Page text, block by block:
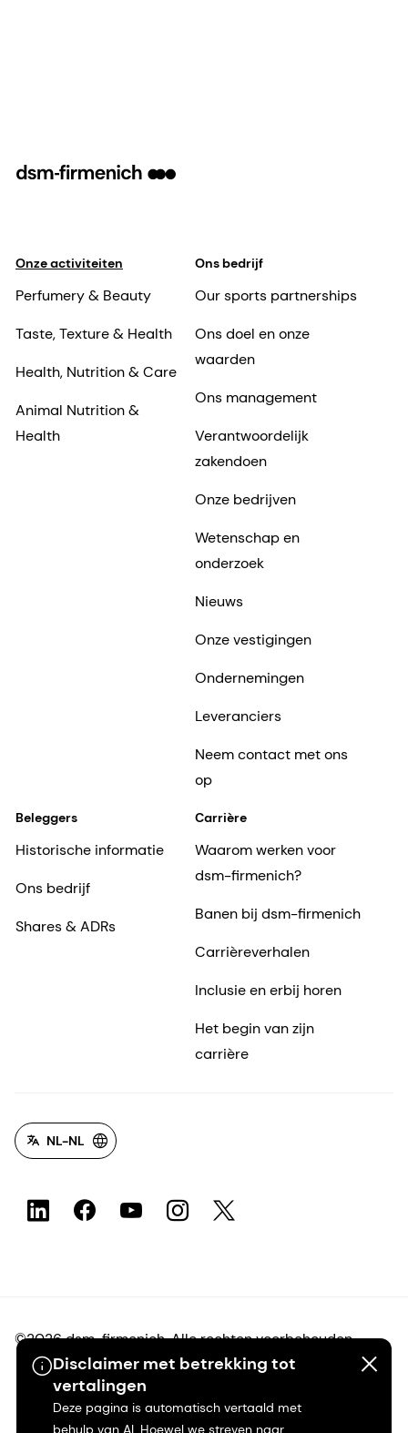
Disclaimer met betrekking tot
vertalingen
Deze pagina is automatisch vertaald met
behulp van AI. Hoewel we streven naar
Onze activiteiten
Perfumery & Beauty
Taste, Texture & Health
Health, Nutrition & Care
Animal Nutrition &
Health
Ons bedrijf
Our sports partnerships
Ons doel en onze
waarden
Ons management
Verantwoordelijk
zakendoen
Onze bedrijven
Wetenschap en
onderzoek
Nieuws
Onze vestigingen
Ondernemingen
Leveranciers
Neem contact met ons
op
Beleggers
Historische informatie
Ons bedrijf
Shares & ADRs
Carrière
Waarom werken voor
dsm-firmenich?
Banen bij dsm-firmenich
Carrièreverhalen
Inclusie en erbij horen
Het begin van zijn
carrière
NL-NL
©2026 dsm-firmenich. Alle rechten voorbehouden.
Privacyverklaring